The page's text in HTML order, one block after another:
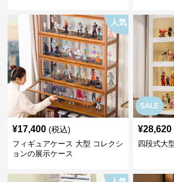
人気
¥17,400 (税込)
フィギュアケース 大型 コレクシ
ョンの展示ケース
SALE
¥28,620
四段式大